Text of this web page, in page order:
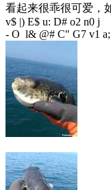
看起来很乖很可爱，
v$ |) E$ u: D# o2 n0 j
- O l& @# C" G7 v1